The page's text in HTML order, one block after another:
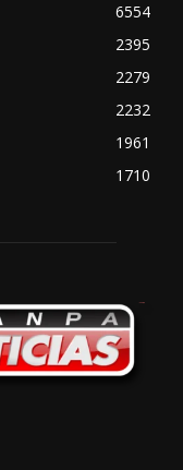
6554
2395
2279
2232
1961
1710